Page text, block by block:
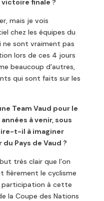
mais je vois
chez les équipes du
ne sont vraiment pas
lors de ces 4 jours
beaucoup d’autres,
qui sont faits sur les
Team Vaud pour le
àvenir, sous
t-il à imaginer
du Pays de Vaud ?
très clair que l’on
fièrement le cyclisme
participation à cette
la Coupe des Nations